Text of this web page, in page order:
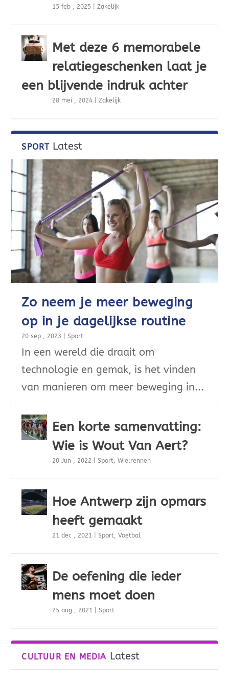
15 feb , 2025 |Zakelijk
Met deze 6 memorabele
relatiegeschenken laat je
een blijvende indruk achter
28 mei , 2024 |Zakelijk
SPORT Latest
Zo neem je meer beweging
op in je dagelijkse routine
20 sep , 2023 |Sport
In een wereld die draait om
technologie en gemak, is het vinden
van manieren om meer beweging in...
Een korte samenvatting:
Wie is Wout Van Aert?
20 Jun , 2022 |Sport,Wielrennen
Hoe Antwerp zijn opmars
heeft gemaakt
21 dec , 2021 |Sport,Voetbal
De oefening die ieder
mens moet doen
25 aug , 2021 |Sport
CULTUUR EN MEDIA Latest